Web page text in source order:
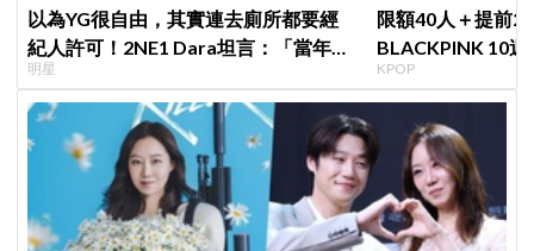
以為YG很自由，其實連去廁所都要經
紀人許可！2NE1 Dara坦言：「當年超
羨慕少女時代」
明星
限額40人＋提前2
BLACKPINK 10
衍」，YG急證實
KPOP